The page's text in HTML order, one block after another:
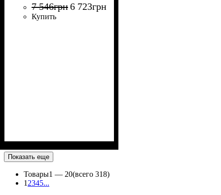
7 546грн6 723грн
Купить
Показать еще
Товары1 — 20(всего 318)
1 2345...